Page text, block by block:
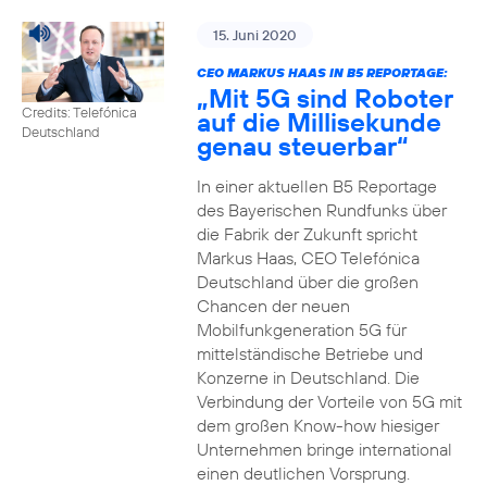
Credits: Telefónica
Deutschland
15. Juni 2020
CEO MARKUS HAAS IN B5 REPORTAGE:
„Mit 5G sind Roboter
auf die Millisekunde
genau steuerbar“
In einer aktuellen B5 Reportage
des Bayerischen Rundfunks über
die Fabrik der Zukunft spricht
Markus Haas, CEO Telefónica
Deutschland über die großen
Chancen der neuen
Mobilfunkgeneration 5G für
mittelständische Betriebe und
Konzerne in Deutschland. Die
Verbindung der Vorteile von 5G mit
dem großen Know-how hiesiger
Unternehmen bringe international
einen deutlichen Vorsprung.